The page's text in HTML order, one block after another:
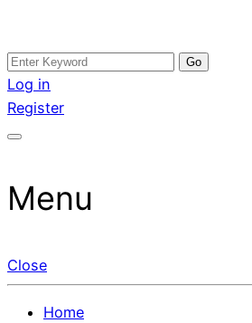
Skip
to
content
อสังหาโพสต์ รีวิวเยอะ รับจ้างโพสต์ขา
หา แตกต่างอย่างตั้งใจ รับรองผล อันดั
กับทีมงานบริษัท บ้าน ที่ดิน คอนโด ติด
รับจ้างโพสอสังหา ขายบ้าน อสังหาโพส
โพสต์ ที่ดิน กับทีมงานบริษัท ถูกและดี
ขายได้จริงๆ ช่วยสร้างโอกาสในการข
Search
for:
Log in
Register
Menu
Close
Home